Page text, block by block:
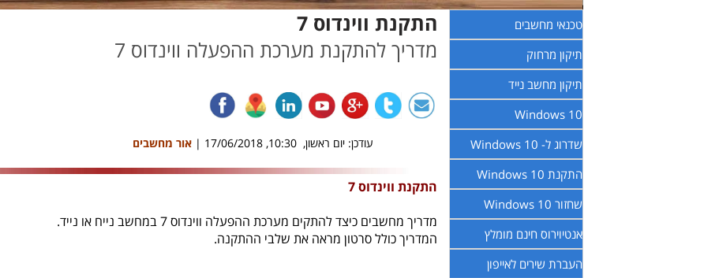
טכנאי מחשבים
תיקון מרחוק
תיקון מחשב נייד
Windows 10
שדרוג ל- Windows 10
התקנת Windows 10
שחזור Windows 10
אנטיוירוס חינם מומלץ
העברת שירים לאייפון
התקנת ווינדוס 7
מדריך להתקנת מערכת ההפעלה ווינדוס 7
עודכן: יום ראשון, 10:30, 17/06/2018 | אור מחשבים
התקנת ווינדוס 7
מדריך מחשבים כיצד להתקים מערכת ההפעלה ווינדוס 7 במחשב נייח או נייד.
המדריך כולל סרטון מראה את שלבי ההתקנה.